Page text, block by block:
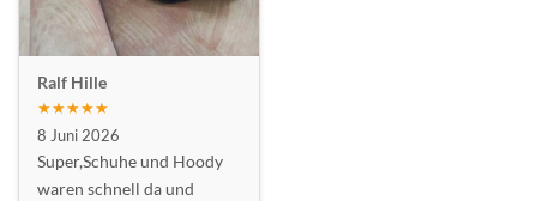
Ralf Hille
★★★★★
8 Juni 2026
Super,Schuhe und Hoody
waren schnell da und